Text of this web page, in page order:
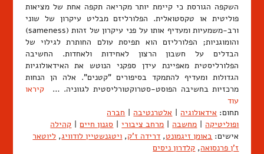
השקפה הגורסת כי קיימת יותר מקריאה תקפה אחת של מציאות
פוליטית או טקסטואלית. הפלורליזם מבליט עיקרון של שוני
ורב-משמעיות ומעדיף אותו על פני עיקרון של זהות (sameness)
והומוגניות; הפלורליזם הוא תפיסת עולם החותרת לגילוי של
הבדלים על חשבון הרצון לאחידות ולאחדות. החשיבה
הפלורליסטית מאפיינת עידן ספקני הנוטש את האידאולוגיות
הגדולות ומעדיף להתמקד בסיפורים "קטנים". אלה הן הנחות
מרכזיות בחשיבה הפוסט-סטרוקטורליסטית לגווניה. …קיראו
עוד
תחום: אידאולוגיה | אלטרנטיבה | חברה
ופוליטיקה | מחשבה | מרחב ציבורי | סגנון חיים | קהילה
אישים: באומן זיגמונט, דרידה ז'ק, ויטגנשטיין לודוויג, ליוטאר
ז'ן פרנסואה, קלדרון ניסים